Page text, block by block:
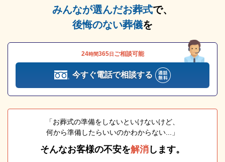
みんなが選んだお葬式で、
後悔のない葬儀を
24時間365日 ご相談可能
今すぐ電話で相談する
「お葬式の準備をしないといけないけど、
何から準備したらいいのかわからない...」
そんなお客様の不安を解消 します。